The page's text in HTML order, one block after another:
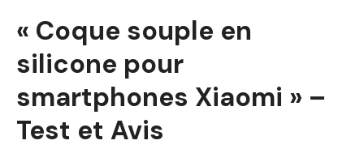
« Coque souple en
silicone pour
smartphones Xiaomi » –
Test et Avis